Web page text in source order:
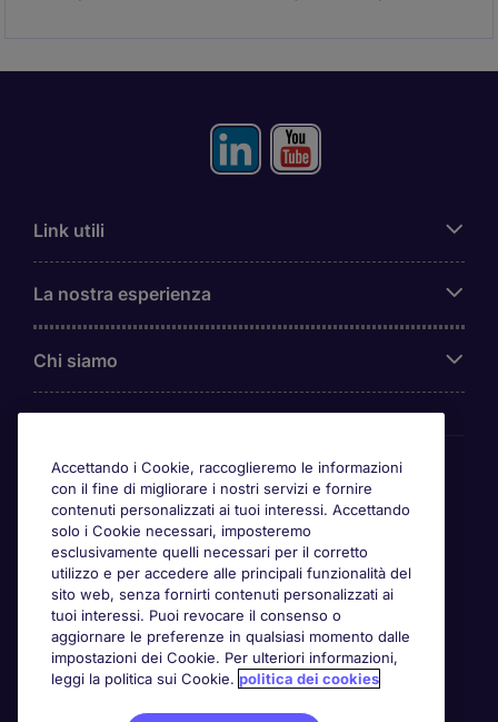
Link utili
La nostra esperienza
Chi siamo
Awards
Accettando i Cookie, raccoglieremo le informazioni
con il fine di migliorare i nostri servizi e fornire
contenuti personalizzati ai tuoi interessi. Accettando
solo i Cookie necessari, imposteremo
esclusivamente quelli necessari per il corretto
utilizzo e per accedere alle principali funzionalità del
sito web, senza fornirti contenuti personalizzati ai
tuoi interessi. Puoi revocare il consenso o
aggiornare le preferenze in qualsiasi momento dalle
impostazioni dei Cookie. Per ulteriori informazioni,
leggi la politica sui Cookie. politica dei cookies